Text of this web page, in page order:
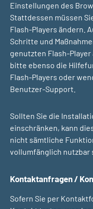
Einstellungen des
Stattdessen müssen
Flash-Players ändern.
Schritte und
genutzten Flash-
bitte ebenso die
Flash-Players oder
Benutzer-Support.
Sollten Sie die
einschränken, kann
nicht sämtliche
vollumfänglich nutzbar
Kontaktanfragen /
Sofern Sie per